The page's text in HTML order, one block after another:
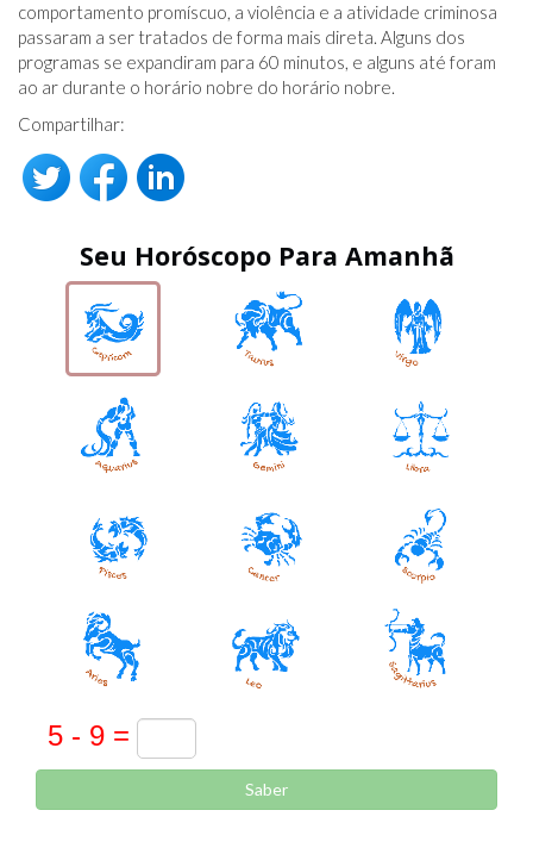
comportamento promíscuo, a violência e a atividade criminosa
passaram a ser tratados de forma mais direta. Alguns dos
programas se expandiram para 60 minutos, e alguns até foram
ao ar durante o horário nobre do horário nobre.
Compartilhar:
Seu Horóscopo Para Amanhã
Saber